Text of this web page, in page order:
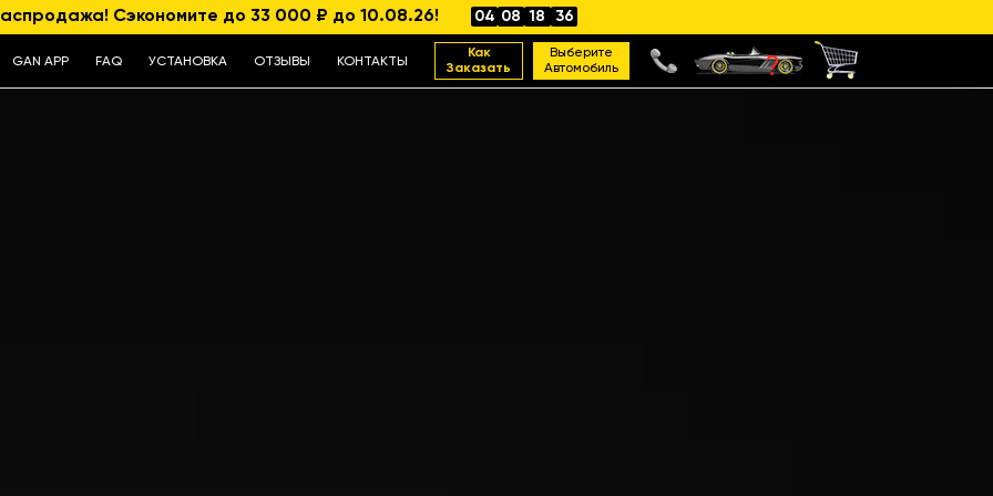
Сэкономите до 33 000 ₽ до 10.08.26! 04 08 18 35
GAN APP FAQ УСТАНОВКА ОТЗЫВЫ КОНТАКТЫ
Как
Заказать
Выберите
Автомобиль